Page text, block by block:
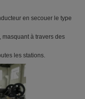
en secouer le type
masquant à travers des
les stations.